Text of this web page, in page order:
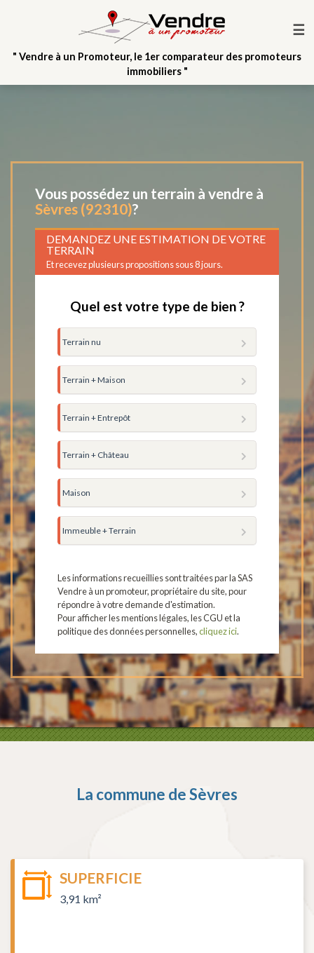
☰
" Vendre à un Promoteur, le 1er comparateur des promoteurs
immobiliers "
Vous possédez un terrain à vendre à
Sèvres (92310)?
DEMANDEZ UNE ESTIMATION DE VOTRE
TERRAIN
Et recevez plusieurs propositions sous 8 jours.
Quel est votre type de bien ?
Terrain nu
Terrain + Maison
Terrain + Entrepôt
Terrain + Château
Maison
Immeuble + Terrain
Les informations recueillies sont traitées par la SAS
Vendre à un promoteur, propriétaire du site, pour
répondre à votre demande d'estimation.
Pour afficher les mentions légales, les CGU et la
politique des données personnelles,cliquez ici.
La commune deSèvres
SUPERFICIE
3,91 km²